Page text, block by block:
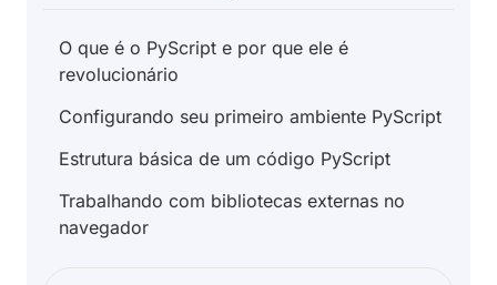
O que é o PyScript e por que ele é
revolucionário
Configurando seu primeiro ambiente PyScript
Estrutura básica de um código PyScript
Trabalhando com bibliotecas externas no
navegador